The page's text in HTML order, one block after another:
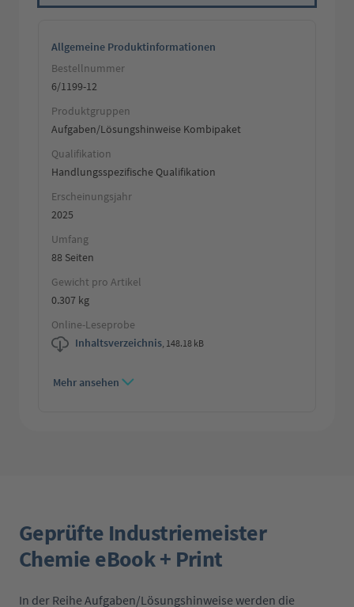
Allgemeine Produktinformationen
Bestellnummer
6/1199-12
Produktgruppen
Aufgaben/Lösungshinweise Kombipaket
Qualifikation
Handlungsspezifische Qualifikation
Erscheinungsjahr
2025
Umfang
88 Seiten
Gewicht pro Artikel
0.307 kg
Online-Leseprobe
Inhaltsverzeichnis, 148.18 kB
Mehr ansehen
Geprüfte Industriemeister
Chemie eBook + Print
In der Reihe Aufgaben/Lösungshinweise werden die